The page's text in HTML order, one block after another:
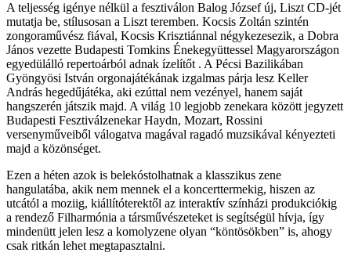
A teljesség igénye nélkül a fesztiválon Balog József új, Liszt CD-jét
mutatja be, stílusosan a Liszt teremben. Kocsis Zoltán szintén
zongoraművész fiával, Kocsis Krisztiánnal négykezesezik, a Dobra
János vezette Budapesti Tomkins Énekegyüttessel Magyarországon
egyedülálló repertoárból adnak ízelítőt . A Pécsi Bazilikában
Gyöngyösi István orgonajátékának izgalmas párja lesz Keller
András hegedűjátéka, aki ezúttal nem vezényel, hanem saját
hangszerén játszik majd. A világ 10 legjobb zenekara között jegyzett
Budapesti Fesztiválzenekar Haydn, Mozart, Rossini
versenyműveiből válogatva magával ragadó muzsikával kényezteti
majd a közönséget.
Ezen a héten azok is belekóstolhatnak a klasszikus zene
hangulatába, akik nem mennek el a koncerttermekig, hiszen az
utcától a moziig, kiállítóterektől az interaktív színházi produkciókig
a rendező Filharmónia a társművészeteket is segítségül hívja, így
mindenütt jelen lesz a komolyzene olyan “köntösökben” is, ahogy
csak ritkán lehet megtapasztalni.